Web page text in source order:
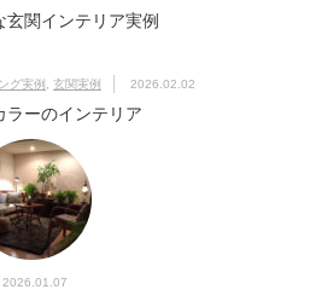
関インテリア実例
グ実例 玄関実例 2026.02.02
ラーのインテリア
2026.01.07